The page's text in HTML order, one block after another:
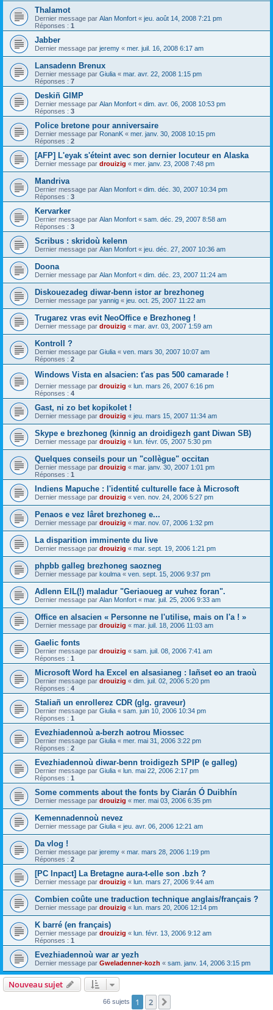
Thalamot
Dernier message par Alan Monfort « jeu. août 14, 2008 7:21 pm
Réponses : 1
Jabber
Dernier message par jeremy « mer. juil. 16, 2008 6:17 am
Lansadenn Brenux
Dernier message par Giulia « mar. avr. 22, 2008 1:15 pm
Réponses : 7
Deskiñ GIMP
Dernier message par Alan Monfort « dim. avr. 06, 2008 10:53 pm
Réponses : 3
Police bretone pour anniversaire
Dernier message par RonanK « mer. janv. 30, 2008 10:15 pm
Réponses : 2
[AFP] L'eyak s'éteint avec son dernier locuteur en Alaska
Dernier message par drouizig « mer. janv. 23, 2008 7:48 pm
Mandriva
Dernier message par Alan Monfort « dim. déc. 30, 2007 10:34 pm
Réponses : 3
Kervarker
Dernier message par Alan Monfort « sam. déc. 29, 2007 8:58 am
Réponses : 3
Scribus : skridoù kelenn
Dernier message par Alan Monfort « jeu. déc. 27, 2007 10:36 am
Doona
Dernier message par Alan Monfort « dim. déc. 23, 2007 11:24 am
Diskouezadeg diwar-benn istor ar brezhoneg
Dernier message par yannig « jeu. oct. 25, 2007 11:22 am
Trugarez vras evit NeoOffice e Brezhoneg !
Dernier message par drouizig « mar. avr. 03, 2007 1:59 am
Kontroll ?
Dernier message par Giulia « ven. mars 30, 2007 10:07 am
Réponses : 2
Windows Vista en alsacien: t'as pas 500 camarade !
Dernier message par drouizig « lun. mars 26, 2007 6:16 pm
Réponses : 4
Gast, ni zo bet kopikolet !
Dernier message par drouizig « jeu. mars 15, 2007 11:34 am
Skype e brezhoneg (kinnig an droidigezh gant Diwan SB)
Dernier message par drouizig « lun. févr. 05, 2007 5:30 pm
Quelques conseils pour un "collègue" occitan
Dernier message par drouizig « mar. janv. 30, 2007 1:01 pm
Réponses : 1
Indiens Mapuche : l'identité culturelle face à Microsoft
Dernier message par drouizig « ven. nov. 24, 2006 5:27 pm
Penaos e vez lâret brezhoneg e...
Dernier message par drouizig « mar. nov. 07, 2006 1:32 pm
La disparition imminente du live
Dernier message par drouizig « mar. sept. 19, 2006 1:21 pm
phpbb galleg brezhoneg saozneg
Dernier message par koulma « ven. sept. 15, 2006 9:37 pm
Adlenn EIL(!) maladur "Geriaoueg ar vuhez foran".
Dernier message par Alan Monfort « mar. juil. 25, 2006 9:33 am
Office en alsacien « Personne ne l'utilise, mais on l'a ! »
Dernier message par drouizig « mar. juil. 18, 2006 11:03 am
Gaelic fonts
Dernier message par drouizig « sam. juil. 08, 2006 7:41 am
Réponses : 1
Microsoft Word ha Excel en alsasianeg : lañset eo an traoù
Dernier message par drouizig « dim. juil. 02, 2006 5:20 pm
Réponses : 4
Staliañ un enrollerez CDR (glg. graveur)
Dernier message par Giulia « sam. juin 10, 2006 10:34 pm
Réponses : 1
Evezhiadennoù a-berzh aotrou Miossec
Dernier message par Giulia « mer. mai 31, 2006 3:22 pm
Réponses : 2
Evezhiadennoù diwar-benn troidigezh SPIP (e galleg)
Dernier message par Giulia « lun. mai 22, 2006 2:17 pm
Réponses : 1
Some comments about the fonts by Ciarán Ó Duibhín
Dernier message par drouizig « mer. mai 03, 2006 6:35 pm
Kemennadennoù nevez
Dernier message par Giulia « jeu. avr. 06, 2006 12:21 am
Da vlog !
Dernier message par jeremy « mar. mars 28, 2006 1:19 pm
Réponses : 2
[PC Inpact] La Bretagne aura-t-elle son .bzh ?
Dernier message par drouizig « lun. mars 27, 2006 9:44 am
Combien coûte une traduction technique anglais/français ?
Dernier message par drouizig « lun. mars 20, 2006 12:14 pm
K barré (en français)
Dernier message par drouizig « lun. févr. 13, 2006 9:12 am
Réponses : 1
Evezhiadennoù war ar yezh
Dernier message par Gweladenner-kozh « sam. janv. 14, 2006 3:15 pm
Nouveau sujet
66 sujets 1 2